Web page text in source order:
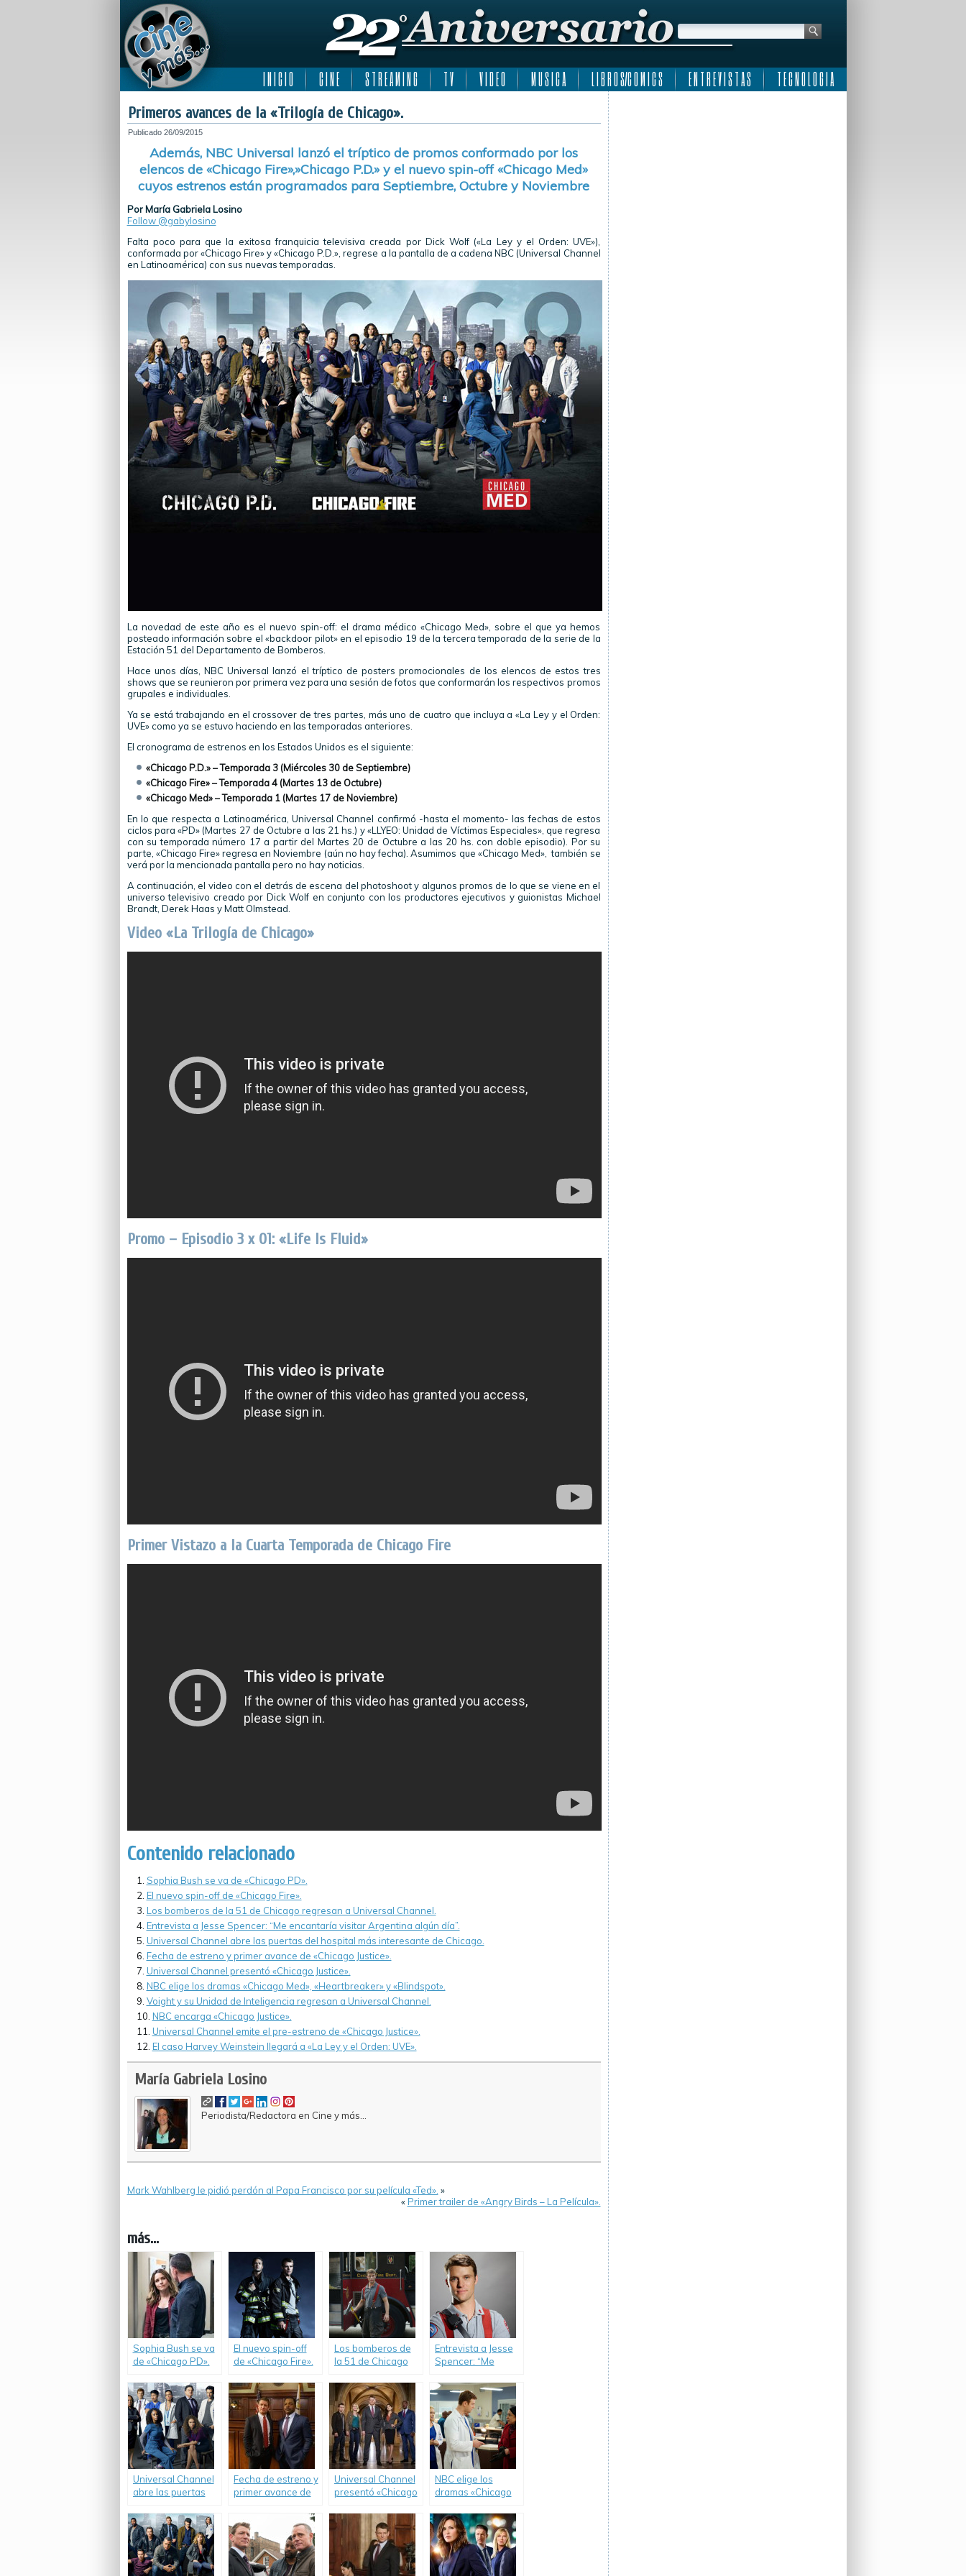
I N I C I O C I N E S T R E A M I N G T V V I D E O M U S I C A L I B R O S/C O M I C S E N T R E V I S T A S T E C N O L O G I A
Primeros avances de la «Trilogía de Chicago».
Publicado 26/09/2015
Además, NBC Universal lanzó el tríptico de promos conformado por los
elencos de «Chicago Fire»,»Chicago P.D.» y el nuevo spin-off «Chicago Med»
cuyos estrenos están programados para Septiembre, Octubre y Noviembre
Por María Gabriela Losino
Follow @gabylosino
Falta poco para que la exitosa franquicia televisiva creada por Dick Wolf («La Ley y el Orden: UVE»),
conformada por «Chicago Fire» y «Chicago P.D.», regrese a la pantalla de a cadena NBC (Universal Channel
en Latinoamérica) con sus nuevas temporadas.
La novedad de este año es el nuevo spin-off: el drama médico «Chicago Med», sobre el que ya hemos
posteado información sobre el «backdoor pilot» en el episodio 19 de la tercera temporada de la serie de la
Estación 51 del Departamento de Bomberos.
Hace unos días, NBC Universal lanzó el tríptico de posters promocionales de los elencos de estos tres
shows que se reunieron por primera vez para una sesión de fotos que conformarán los respectivos promos
grupales e individuales.
Ya se está trabajando en el crossover de tres partes, más uno de cuatro que incluya a «La Ley y el Orden:
UVE» como ya se estuvo haciendo en las temporadas anteriores.
El cronograma de estrenos en los Estados Unidos es el siguiente:
«Chicago P.D.» – Temporada 3 (Miércoles 30 de Septiembre)
«Chicago Fire» – Temporada 4 (Martes 13 de Octubre)
«Chicago Med» – Temporada 1 (Martes 17 de Noviembre)
En lo que respecta a Latinoamérica, Universal Channel confirmó -hasta el momento- las fechas de estos
ciclos para «PD» (Martes 27 de Octubre a las 21 hs.) y «LLYEO: Unidad de Víctimas Especiales», que regresa
con su temporada número 17 a partir del Martes 20 de Octubre a las 20 hs. con doble episodio). Por su
parte, «Chicago Fire» regresa en Noviembre (aún no hay fecha). Asumimos que «Chicago Med», también se
verá por la mencionada pantalla pero no hay noticias.
A continuación, el video con el detrás de escena del photoshoot y algunos promos de lo que se viene en el
universo televisivo creado por Dick Wolf en conjunto con los productores ejecutivos y guionistas Michael
Brandt, Derek Haas y Matt Olmstead.
Video «La Trilogía de Chicago»
Promo – Episodio 3 x 01: «Life Is Fluid»
Primer Vistazo a la Cuarta Temporada de Chicago Fire
Contenido relacionado
Sophia Bush se va de «Chicago PD».
El nuevo spin-off de «Chicago Fire».
Los bomberos de la 51 de Chicago regresan a Universal Channel.
Entrevista a Jesse Spencer: “Me encantaría visitar Argentina algún día”.
Universal Channel abre las puertas del hospital más interesante de Chicago.
Fecha de estreno y primer avance de «Chicago Justice».
Universal Channel presentó «Chicago Justice».
NBC elige los dramas «Chicago Med», «Heartbreaker» y «Blindspot».
Voight y su Unidad de Inteligencia regresan a Universal Channel.
NBC encarga «Chicago Justice».
Universal Channel emite el pre-estreno de «Chicago Justice».
El caso Harvey Weinstein llegará a «La Ley y el Orden: UVE».
María Gabriela Losino
Periodista/Redactora en Cine y más...
Mark Wahlberg le pidió perdón al Papa Francisco por su película «Ted». »
«Primer trailer de «Angry Birds – La Película».
más...
Sophia Bush se va
de «Chicago PD».
El nuevo spin-off
de «Chicago Fire».
Los bomberos de
la 51 de Chicago
Universal Channel.
Entrevista a Jesse
Spencer: “Me
Argentina algún
día”.
Universal Channel
abre las puertas
interesante de
Chicago.
Fecha de estreno y
primer avance de
Universal Channel
presentó «Chicago
NBC elige los
dramas «Chicago
«Heartbreaker» y
«Blindspot».